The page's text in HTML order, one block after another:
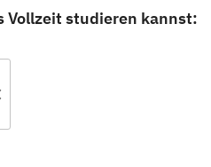
Vollzeit studieren kannst: